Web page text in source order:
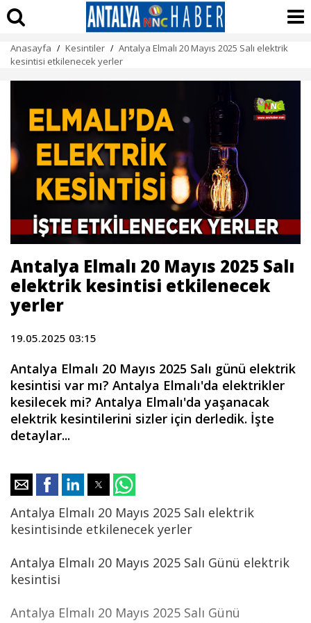
Anasayfa / Kesintiler / Antalya Elmalı 20 Mayıs 2025 Salı elektrik
kesintisi etkilenecek yerler
Antalya Elmalı 20 Mayıs 2025 Salı
elektrik kesintisi etkilenecek
yerler
19.05.2025 03:15
Antalya Elmalı 20 Mayıs 2025 Salı günü elektrik
kesintisi var mı? Antalya Elmalı'da elektrikler
kesilecek mi? Antalya Elmalı'da yaşanacak
elektrik kesintilerini sizler için derledik. İşte
detaylar...
Antalya Elmalı 20 Mayıs 2025 Salı elektrik
kesintisinde etkilenecek yerler
Antalya Elmalı 20 Mayıs 2025 Salı Günü elektrik
kesintisi
Antalya Elmalı 20 Mayıs 2025 Salı Günü